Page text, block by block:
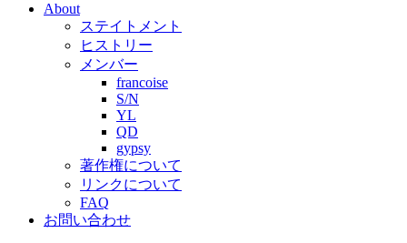
About
ステイトメント
ヒストリー
メンバー
francoise
S/N
YL
QD
gypsy
著作権について
リンクについて
FAQ
お問い合わせ